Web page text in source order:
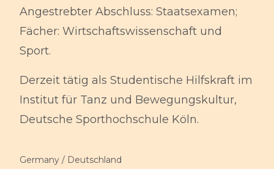
Angestrebter Abschluss: Staatsexamen;
Fächer: Wirtschaftswissenschaft und
Sport.
Derzeit tätig als Studentische Hilfskraft im
Institut für Tanz und Bewegungskultur,
Deutsche Sporthochschule Köln.
Germany / Deutschland